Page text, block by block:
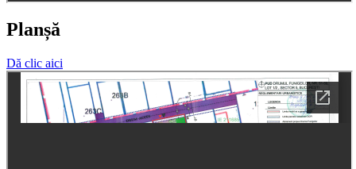
Planșă
Dă clic aici